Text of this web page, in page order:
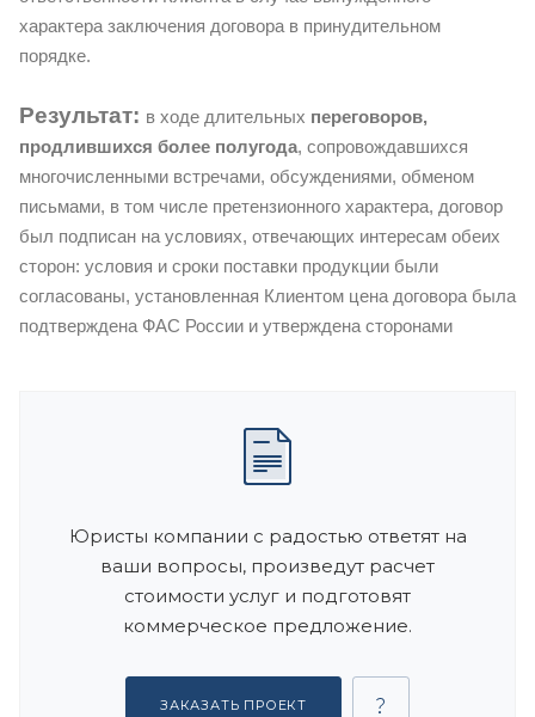
характера заключения договора в принудительном
порядке.
Результат: в ходе длительных переговоров,
продлившихся более полугода, сопровождавшихся
многочисленными встречами, обсуждениями, обменом
письмами, в том числе претензионного характера, договор
был подписан на условиях, отвечающих интересам обеих
сторон: условия и сроки поставки продукции были
согласованы, установленная Клиентом цена договора была
подтверждена ФАС России и утверждена сторонами
Юристы компании с радостью ответят на
ваши вопросы, произведут расчет
стоимости услуг и подготовят
коммерческое предложение.
ЗАКАЗАТЬ ПРОЕКТ